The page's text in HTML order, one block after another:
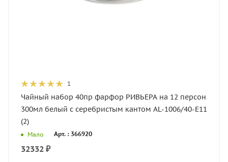
1
Чайный набор 40пр фарфор РИВЬЕРА на 12 персон
300мл белый с серебристым кантом AL-1006/40-E11
(2)
Мало Арт. : 366920
32332 ₽